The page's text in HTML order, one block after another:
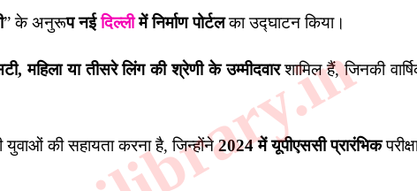
” के अनुरूप नईदिल्लीमें निर्माण पोर्टलका उद्घाटन किया।
महिला या तीसरे लिंग की श्रेणी के उम्मीदवारशामिल हैं, जिनकी
की सहायता करना है, जिन्होंने2024 में यूपीएससी प्रारंभिक